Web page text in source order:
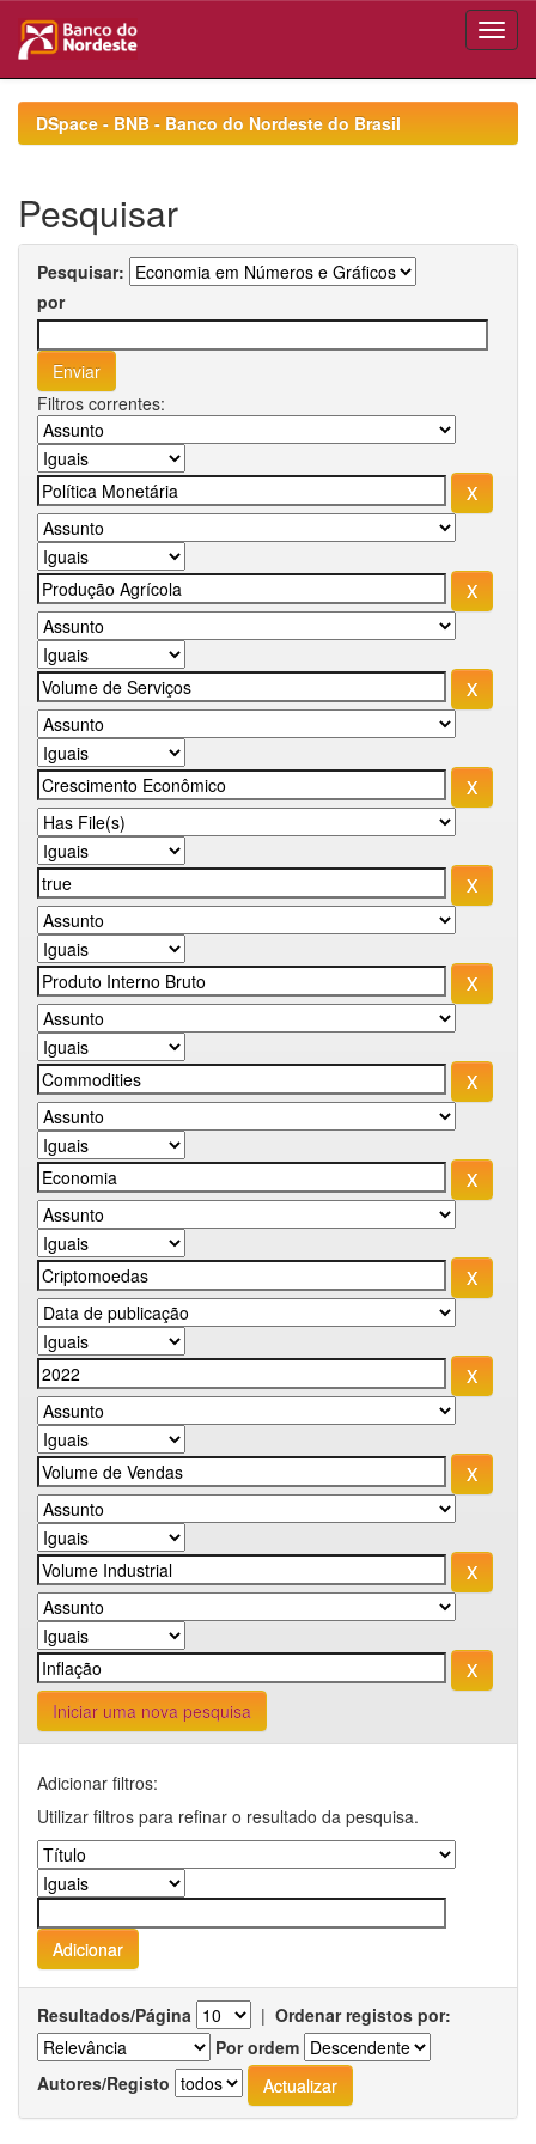
navigationDSpace - BNB - Banco do Nordeste do Brasil
Pesquisar
Pesquisar:
por
Filtros correntes:
Iniciar uma nova pesquisa
Adicionar filtros:
Utilizar filtros para refinar o resultado da pesquisa.
Resultados/Página | Ordenar registos por:
Por ordem
Autores/Registo